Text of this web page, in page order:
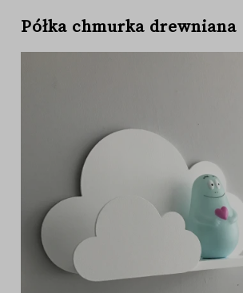
Półka chmurka drewniana